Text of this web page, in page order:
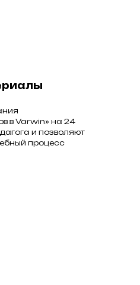
в Varwin» на 24
и позволяют
процесс